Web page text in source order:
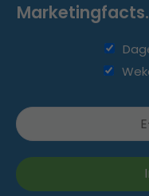
Marketingfacts.